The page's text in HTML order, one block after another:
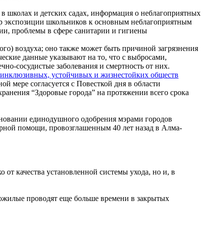
школах и детских садах, информация о неблагоприятных
экспозиции школьников к основным неблагоприятным
проблемы в сфере санитарии и гигиены
воздуха; оно также может быть причиной загрязнения
данные указывают на то, что с выбросами,
сосудистые заболевания и смертность от них.
устойчивых и жизнестойких обществ
мере согласуется с Повесткой дня в области
“Здоровые города” на протяжении всего срока
единодушного одобрения мэрами городов
помощи, провозглашенным 40 лет назад в Алма-
от качества установленной системы ухода, но и, в
проводят еще больше времени в закрытых